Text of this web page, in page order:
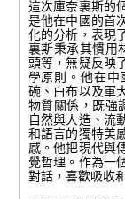
這次庫奈裏斯的
是他在中國的首
化的分析，表現
裏斯秉承其慣用
頭等，無疑反映
學原則。他在中
碗、白布以及軍
物質關係，既強
自然與人造、流
和語言的獨特美
感。他把現代與
覺哲理。作為一
對話，喜歡吸收